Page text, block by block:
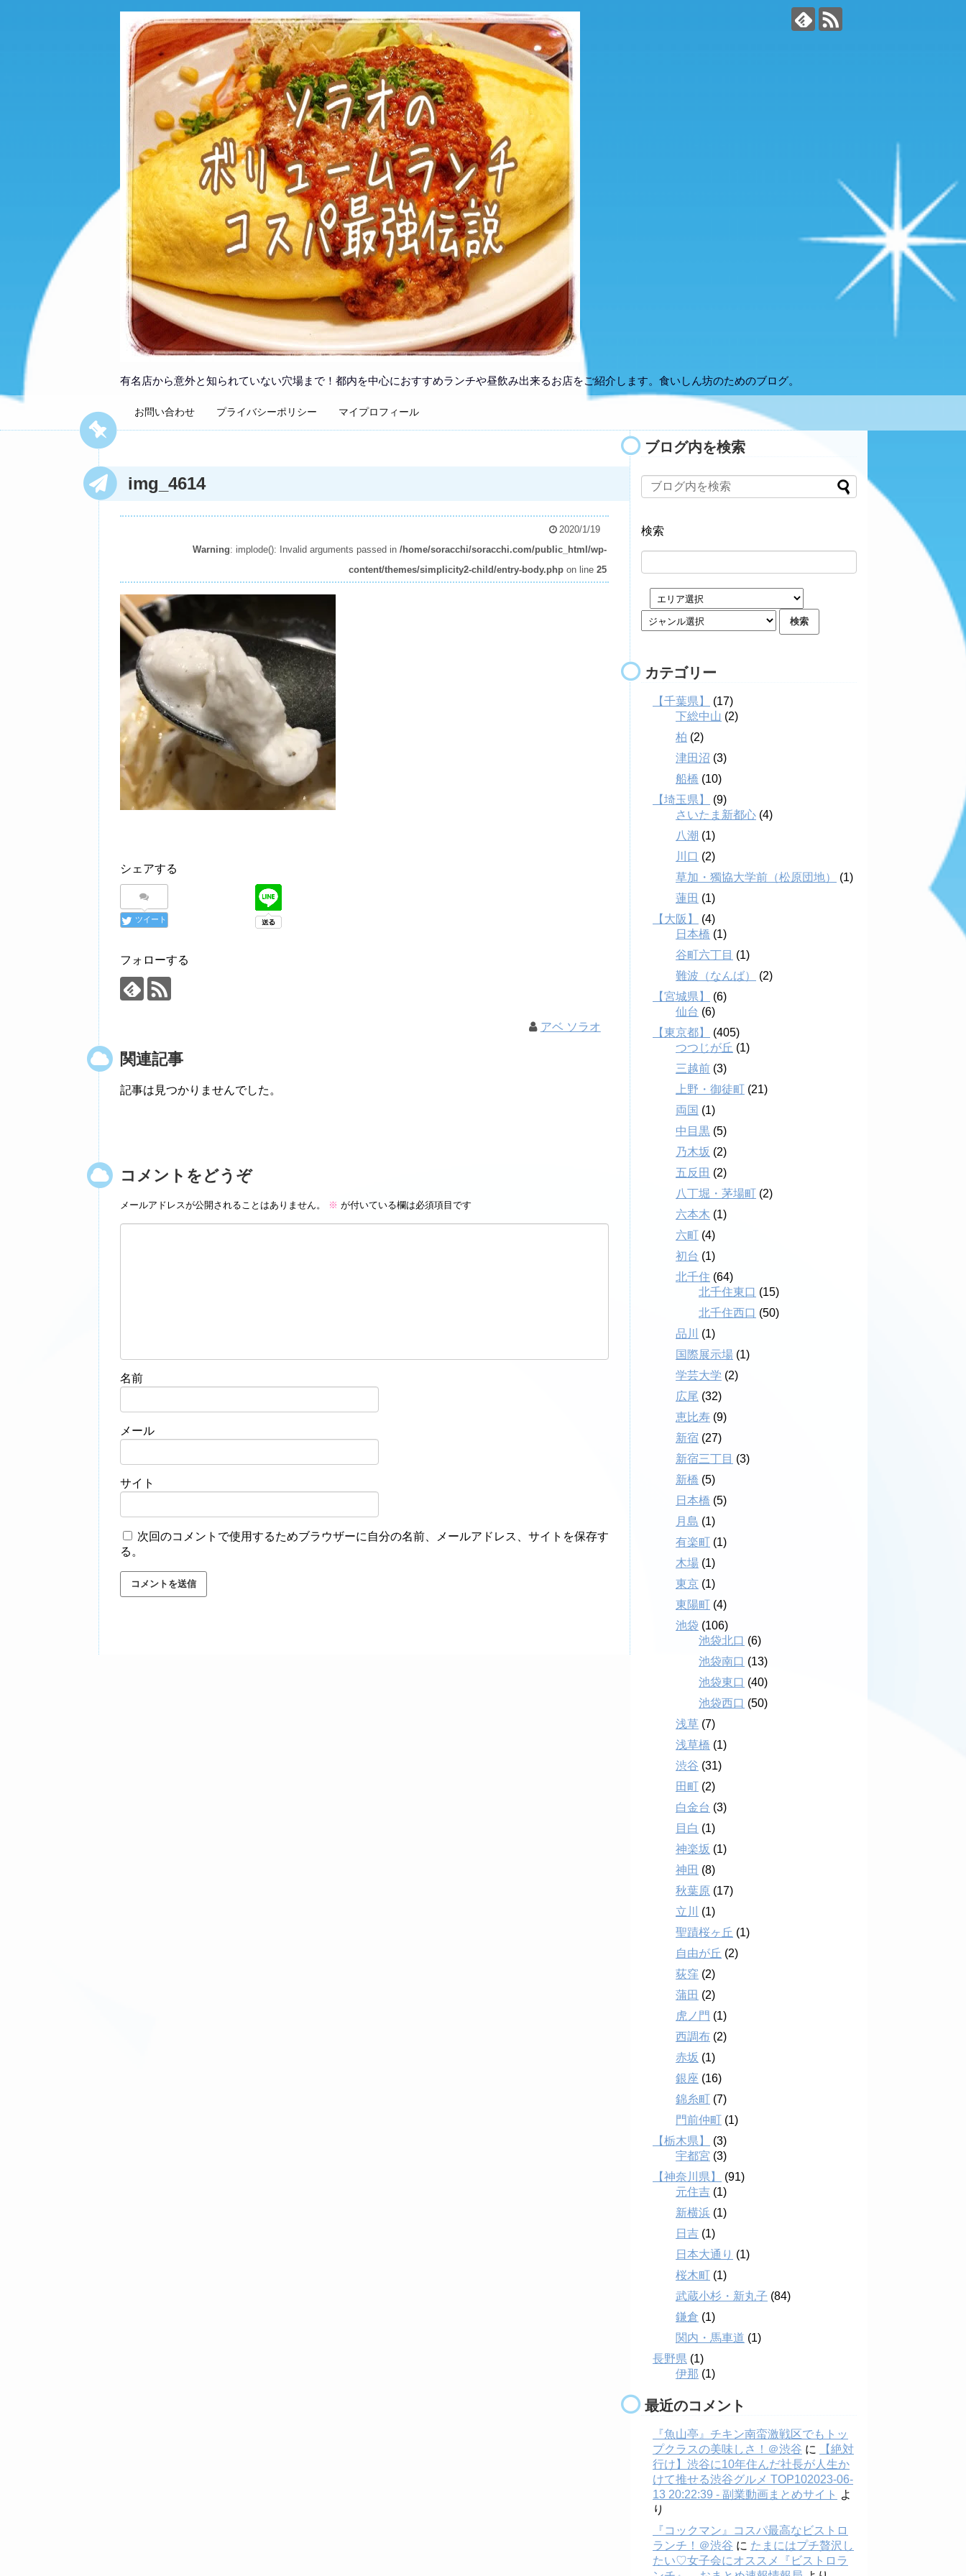
有名店から意外と知られていない穴場まで！都内を中心におすすめランチや昼飲み出来るお店をご紹介します。食いしん坊のためのブログ。
お問い合わせ プライバシーポリシー マイプロフィール
img_4614
2020/1/19
Warning: implode(): Invalid arguments passed in /home/soracchi/soracchi.com/public_html/wp-
content/themes/simplicity2-child/entry-body.php on line 25
シェアする
ツイート
フォローする
アベ ソラオ
関連記事
記事は見つかりませんでした。
コメントをどうぞ
メールアドレスが公開されることはありません。 ※ が付いている欄は必須項目です
名前
メール
サイト
次回のコメントで使用するためブラウザーに自分の名前、メールアドレス、サイトを保存す
る。
ブログ内を検索
検索
カテゴリー
【千葉県】
(17)
下総中山 (2)
柏 (2)
津田沼 (3)
船橋 (10)
【埼玉県】
(9)
さいたま新都心 (4)
八潮 (1)
川口 (2)
草加・獨協大学前（松原団地）
(1)
蓮田 (1)
【大阪】
(4)
日本橋 (1)
谷町六丁目 (1)
難波（なんば）
(2)
【宮城県】
(6)
仙台 (6)
【東京都】
(405)
つつじが丘 (1)
三越前 (3)
上野・御徒町 (21)
両国 (1)
中目黒 (5)
乃木坂 (2)
五反田 (2)
八丁堀・茅場町 (2)
六本木 (1)
六町 (4)
初台 (1)
北千住 (64)
北千住東口 (15)
北千住西口 (50)
品川
(1)
国際展示場 (1)
学芸大学 (2)
広尾 (32)
恵比寿 (9)
新宿 (27)
新宿三丁目 (3)
新橋 (5)
日本橋 (5)
月島 (1)
有楽町 (1)
木場 (1)
東京 (1)
東陽町 (4)
池袋 (106)
池袋北口 (6)
池袋南口 (13)
池袋東口 (40)
池袋西口 (50)
浅草 (7)
浅草橋 (1)
渋谷 (31)
田町 (2)
白金台 (3)
目白 (1)
神楽坂 (1)
神田 (8)
秋葉原 (17)
立川
(1)
聖蹟桜ヶ丘 (1)
自由が丘 (2)
荻窪 (2)
蒲田 (2)
虎ノ門 (1)
西調布 (2)
赤坂 (1)
銀座 (16)
錦糸町 (7)
門前仲町 (1)
【栃木県】
(3)
宇都宮 (3)
【神奈川県】
(91)
元住吉 (1)
新横浜 (1)
日吉 (1)
日本大通り (1)
桜木町 (1)
武蔵小杉・新丸子 (84)
鎌倉 (1)
関内・馬車道 (1)
長野県 (1)
伊那 (1)
最近のコメント
『魚山亭』チキン南蛮激戦区でもトッ
プクラスの美味しさ！＠渋谷 に
【絶対
行け】渋谷に10年住んだ社長が人生か
けて推せる渋谷グルメ TOP102023-06-
13 20:22:39 - 副業動画まとめサイト よ
り
『コックマン』コスパ最高なビストロ
ランチ！＠渋谷 に たまにはプチ贅沢し
たい♡女子会にオススメ『ビストロラ